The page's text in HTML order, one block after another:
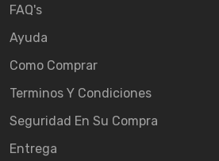
FAQ's
Ayuda
Como Comprar
Terminos Y Condiciones
Seguridad En Su Compra
Entrega